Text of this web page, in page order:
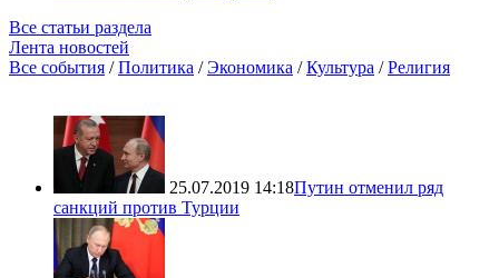
Все статьи раздела
Лента новостей
Все события /Политика /Экономика /Культура /Религия
25.07.2019 14:18Путин отменил ряд
санкций против Турции